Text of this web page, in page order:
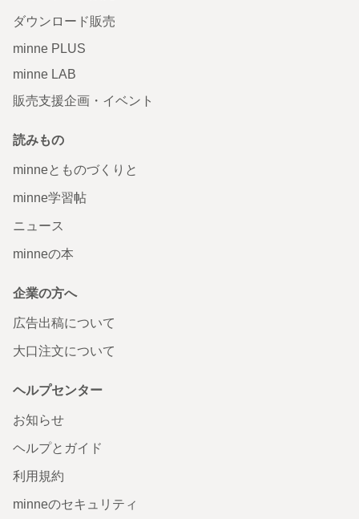
ダウンロード販売
minne PLUS
minne LAB
販売支援企画・イベント
読みもの
minneとものづくりと
minne学習帖
ニュース
minneの本
企業の方へ
広告出稿について
大口注文について
ヘルプセンター
お知らせ
ヘルプとガイド
利用規約
minneのセキュリティ